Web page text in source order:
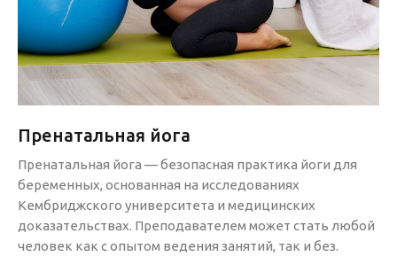
Пренатальная йога
Пренатальная йога — безопасная практика йоги для
беременных, основанная на исследованиях
Кембриджского университета и медицинских
доказательствах. Преподавателем может стать любой
человек как с опытом ведения занятий, так и без.